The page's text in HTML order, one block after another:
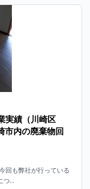
実績（川崎区
市内の廃棄物回
回も弊社が行っている
つ...